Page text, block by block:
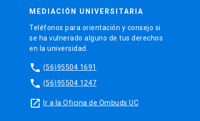
MEDIACIÓN UNIVERSITARIA
Teléfonos para orientación y consejo si
se ha vulnerado alguno de tus derechos
en la universidad.
phone (56)95504 1691
phone (56)95504 1247
launch Ir a la Oficina de Ombuds UC